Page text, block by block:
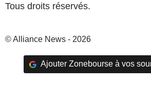
Tous droits réservés.
© Alliance News - 2026
Ajouter Zonebourse à vos